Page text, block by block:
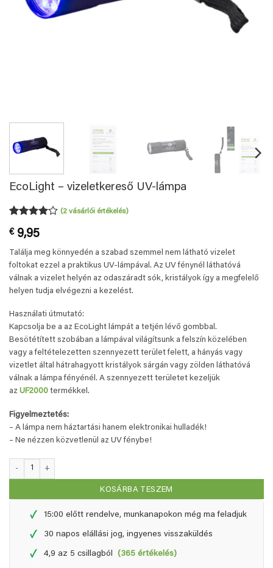
EcoLight – vizeletkereső UV-lámpa
Értékelés
4az 5-
2
értékelés
alapján
(2vásárlói értékelés)
€9,95
Találja meg könnyedén a szabad szemmel nem látható vizelet
foltokat ezzel a praktikus UV-lámpával. Az UV fénynél láthatóvá
válnak a vizelet helyén az odaszáradt sók, kristályok így a megfelelő
helyen tudja elvégezni a kezelést.
Használati útmutató:
Kapcsolja be a az EcoLight lámpát a tetjén lévő gombbal.
Besötétített szobában a lámpával világítsunk a felszín közelében
vagy a feltételezetten szennyezett terület felett, a hányás vagy
vizetlet által hátrahagyott kristályok sárgán vagy zölden láthatóvá
válnak a lámpa fényénél. A szennyezett területet kezeljük
az UF2000 termékkel.
Figyelmeztetés:
– A lámpa nem háztartási hanem elektronikai hulladék!
– Ne nézzen közvetlenül az UV fénybe!
EcoLight - vizeletkereső UV-lámpa mennyiség
KOSÁRBA TESZEM
✓ 15:00 előtt rendelve, munkanapokon még ma feladjuk
✓ 30 napos elállási jog, ingyenes visszaküldés
✓ 4,9 az 5 csillagból(365 értékelés)